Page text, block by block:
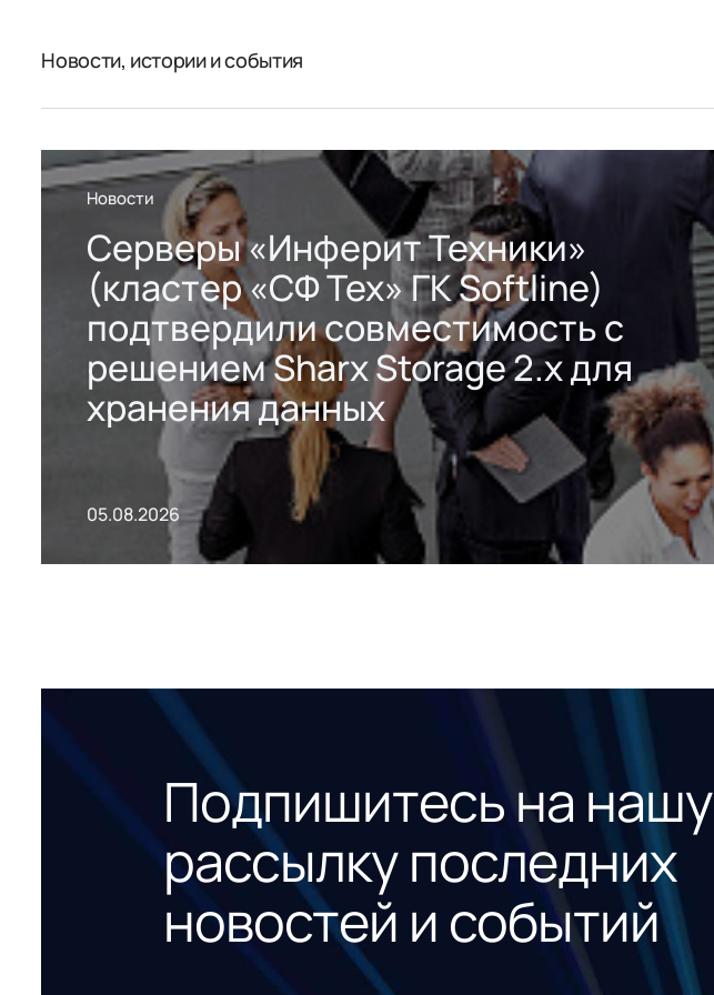
Новости, истории и события
Новости
Серверы «Инферит Техники»
(кластер «СФ Тех» ГК Softline)
подтвердили совместимость с
решением Sharx Storage 2.x для
хранения данных
05.08.2026
Подпишитесь на нашу
рассылку последних
новостей и событий